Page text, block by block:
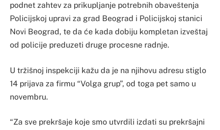
podnet zahtev za prikupljanje potrebnih obaveštenja
Policijskoj upravi za grad Beograd i Policijskoj stanici
Novi Beograd, te da će kada dobiju kompletan izveštaj
od policije preduzeti druge procesne radnje.
U tržišnoj inspekciji kažu da je na njihovu adresu stiglo
14 prijava za firmu “Volga grup”, od toga pet samo u
novembru.
“Za sve prekršaje koje smo utvrdili izdati su prekršajni